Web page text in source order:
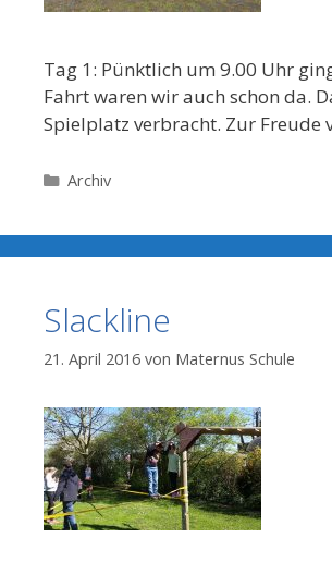
Tag 1: Pünktlich um 9.00 Uhr
Fahrt waren wir auch schon da.
Spielplatz verbracht. Zur Freude
Kategorien
Archiv
Slackline
21. April 2016 von Maternus Schule